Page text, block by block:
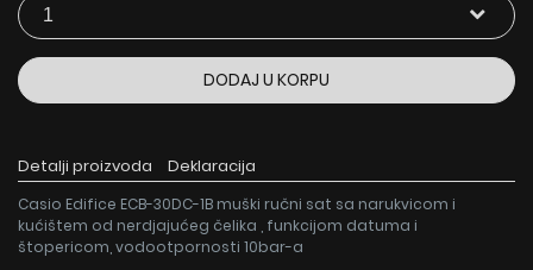
DODAJ U KORPU
Detalji proizvoda Deklaracija
Casio Edifice ECB-30DC-1B muški ručni sat sa narukvicom i
kućištem od nerdjajućeg čelika , funkcijom datuma i
štopericom, vodootpornosti 10bar-a